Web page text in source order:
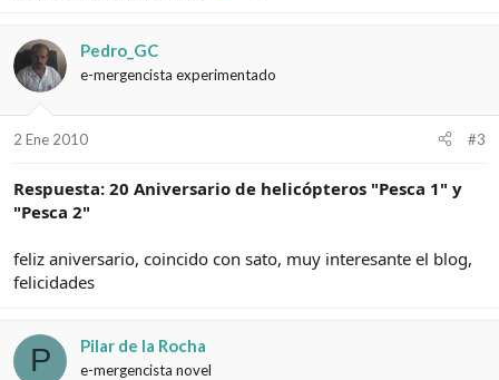
Pedro_GC
e-mergencista experimentado
2 Ene 2010 #3
Respuesta: 20 Aniversario de helicópteros "Pesca 1" y
"Pesca 2"
feliz aniversario, coincido con sato, muy interesante el blog,
felicidades
P Pilar de la Rocha
e-mergencista novel